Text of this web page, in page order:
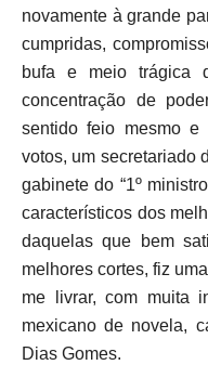
novamente à grande
cumpridas,
bufa e meio trágica
concentração de
sentido feio mesmo e
votos, um secretariado
gabinete do “1º
característicos dos
daquelas que bem
melhores cortes, fiz
me livrar, com muita
mexicano de novela,
Dias Gomes.